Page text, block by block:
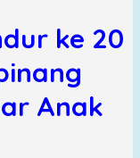
ke 20
Anak